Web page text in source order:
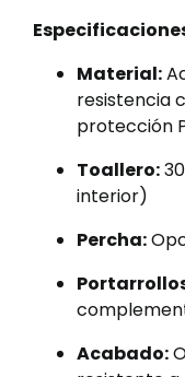
Material:
resistencia
protección
Toallero:
interior)
Percha:
Acabado: